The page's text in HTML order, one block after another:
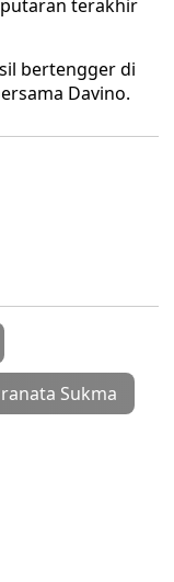
terakhir
bertengger di
Davino.
Sukma